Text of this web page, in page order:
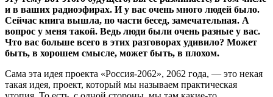
и в ваших радиоэфирах. И у вас очень много людей было.
Сейчас книга вышла, по части бесед, замечательная. А
вопрос у меня такой. Ведь люди были очень разные у вас.
Что вас больше всего в этих разговорах удивило? Может
быть, в хорошем смысле, может быть, в плохом.
Сама эта идея проекта «Россия-2062», 2062 года, — это некая
такая идея, проект, который мы называем практическая